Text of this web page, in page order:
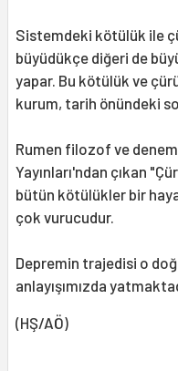
Sistemdeki kötülük ile
büyüdükçe diğeri de
yapar. Bu kötülük ve
kurum, tarih önündeki
Rumen filozof ve
Yayınları'ndan çıkan
bütün kötülükler bir
çok vurucudur.
Depremin trajedisi o
anlayışımızda
(HŞ/AÖ)